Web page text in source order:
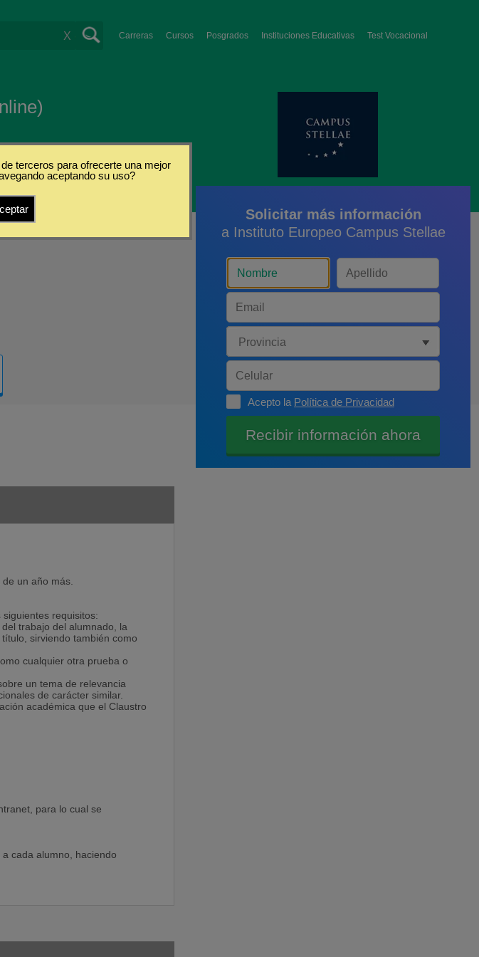
Carreras Cursos Posgrados Instituciones Educativas Test Vocacional
X
un año más.
requisitos:
trabajo del alumnado, la
sirviendo también como
cualquier otra prueba o
un tema de relevancia
de carácter similar.
académica que el Claustro
para lo cual se
cada alumno, haciendo
Área Alumnos, a través
Solicitar más información
a Instituto Europeo Campus Stellae
Acepto la Política de Privacidad
terceros para ofrecerte una mejor
aceptando su uso?